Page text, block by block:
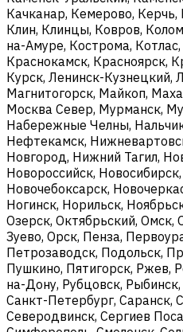
Качканар, Кемерово,
Клин, Клинцы, Ковров,
на-Амуре, Кострома,
Краснокамск, Красноярск,
Курск, Ленинск-Кузнецкий,
Магнитогорск, Майкоп,
Москва Север, Мурманск,
Набережные Челны,
Нефтекамск,
Новгород, Нижний Тагил,
Новороссийск,
Новочебоксарск,
Ногинск, Норильск,
Озерск, Октябрьский, Омск,
Зуево, Орск, Пенза,
Петрозаводск, Подольск,
Пушкино, Пятигорск, Ржев,
на-Дону, Рубцовск,
Санкт-Петербург, Саранск,
Северодвинск, Сергиев